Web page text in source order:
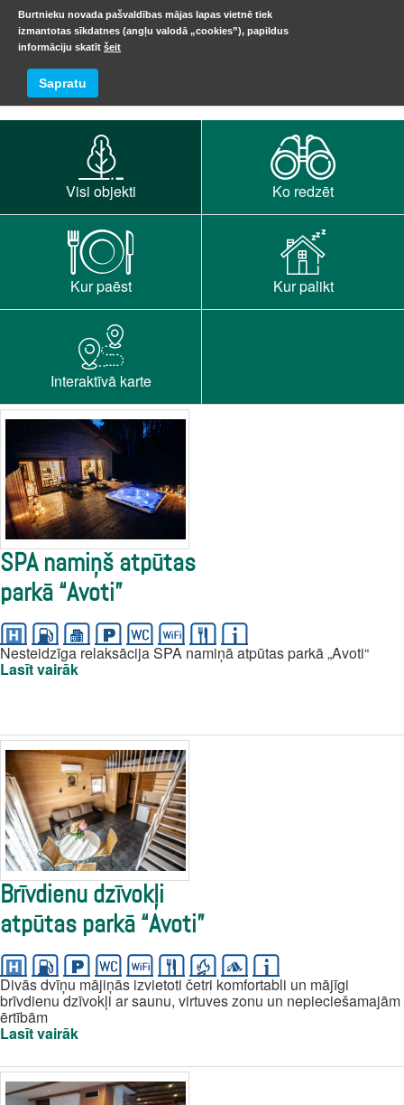
Naktsmītnes
Visi objekti Ko redzēt
Kur paēst Kur palikt
Interaktīvā karte
SPA namiņš atpūtas
parkā “Avoti”
Nesteidzīga relaksācija SPA namiņā atpūtas parkā „Avoti“
Lasīt vairāk
Brīvdienu dzīvokļi
atpūtas parkā “Avoti”
Divās dvīņu mājiņās izvietoti četri komfortabli un mājīgi
brīvdienu dzīvokļi ar saunu, virtuves zonu un nepieciešamajām
ērtībām
Lasīt vairāk
Burtnieku novada pašvaldības mājas lapas vietnē tiek
izmantotas sīkdatnes (angļu valodā „cookies”), papildus
informāciju skatīt šeit
Sapratu